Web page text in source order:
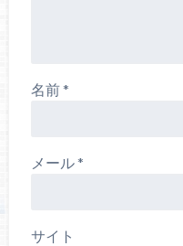
名前*
メール*
サイト